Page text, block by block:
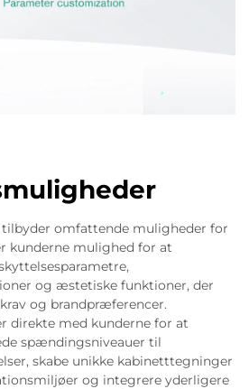
tilbyder omfattende muligheder for
kunderne mulighed for at
og æstetiske funktioner, der
og brandpræferencer.
direkte med kunderne for at
spændingsniveauer til
skabe unikke kabinetttegninger
og integrere yderligere